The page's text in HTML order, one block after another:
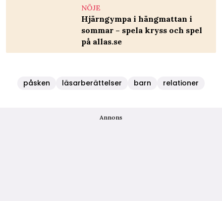
NÖJE
Hjärngympa i hängmattan i
sommar – spela kryss och spel
på allas.se
påsken läsarberättelser barn relationer
Annons